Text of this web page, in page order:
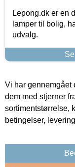
Lepong.dk er en
lamper til bolig,
udvalg.
Vi har
dem med stjerner
sortimentstørrelse,
betingelser,